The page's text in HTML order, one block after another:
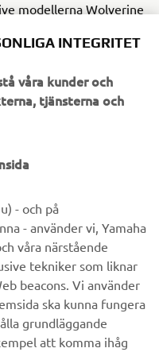
modellerna Wolverine
att stå för vårt löfte
möjligheten,
ut för att arbeta eller
kan Yamaha-ägare
de vill åka och tillbaka.
hållbarhet och
från konkurrenterna.
10-års
INTEGRITET
våra kunder och
tjänsterna och
- och på
- använder vi, Yamaha
våra närstående
tekniker som liknar
beacons. Vi använder
ska kunna fungera
grundläggande
att komma ihåg